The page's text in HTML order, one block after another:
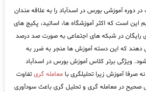
دوره آموزشی بورس در اسدآباد را به علاقه مندان
این است که اکثر آموزشگاه ها، اساتید، پکیج های
رایگان در شبکه های اجتماعی به صورت صد درصد
دهند که این دسته آموزش ها منجر به ضرر به
ویژگی برتر کلاس آموزش بورس در اسدآباد
صرفا آموزش زیرا تحلیلگری با معامله گری تفاوت
صحیح در معامله گری و تحلیل گری باعث سودآوری